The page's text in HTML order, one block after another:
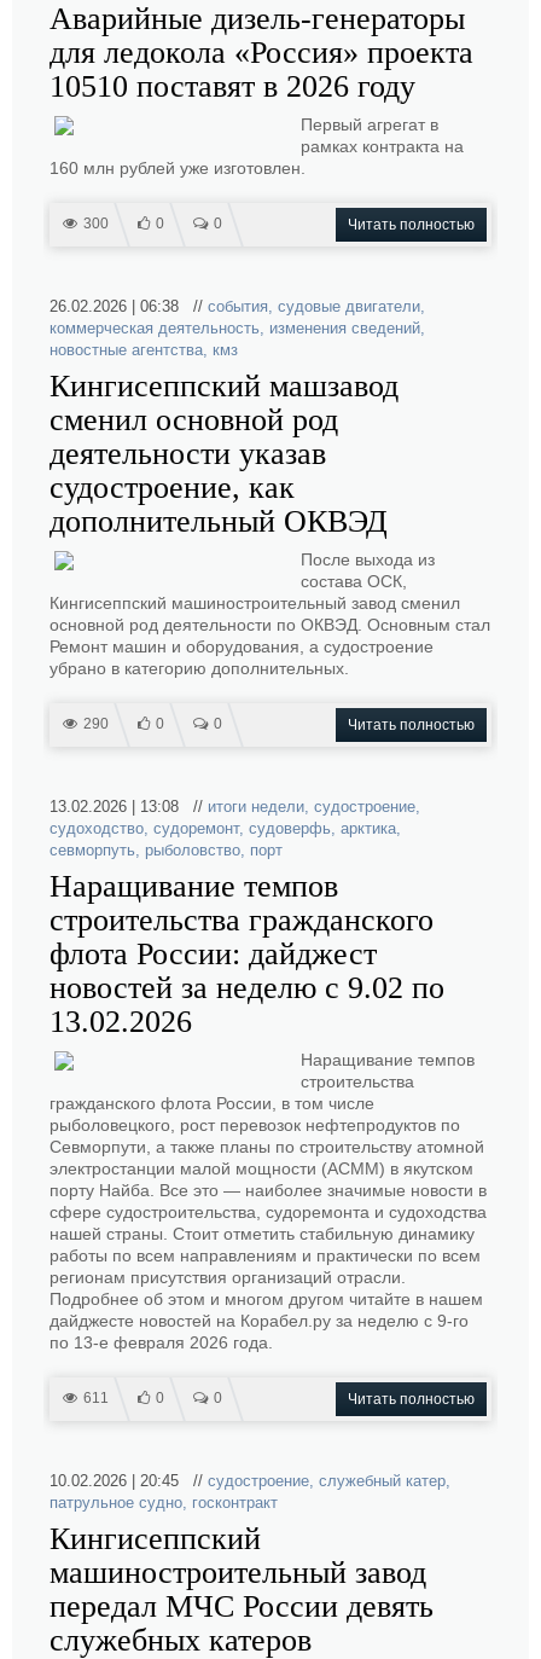
Аварийные дизель-генераторы
для ледокола «Россия» проекта
10510 поставят в 2026 году
Первый агрегат в
рамках контракта на
160 млн рублей уже изготовлен.
300 0 0 Читать полностью
26.02.2026 | 06:38 // события, судовые двигатели,
коммерческая деятельность, изменения сведений,
новостные агентства, кмз
Кингисеппский машзавод
сменил основной род
деятельности указав
судостроение, как
дополнительный ОКВЭД
После выхода из
состава ОСК,
Кингисеппский машиностроительный завод сменил
основной род деятельности по ОКВЭД. Основным стал
Ремонт машин и оборудования, а судостроение
убрано в категорию дополнительных.
290 0 0 Читать полностью
13.02.2026 | 13:08 // итоги недели, судостроение,
судоходство, судоремонт, судоверфь, арктика,
севморпуть, рыболовство, порт
Наращивание темпов
строительства гражданского
флота России: дайджест
новостей за неделю с 9.02 по
13.02.2026
Наращивание темпов
строительства
гражданского флота России, в том числе
рыболовецкого, рост перевозок нефтепродуктов по
Севморпути, а также планы по строительству атомной
электростанции малой мощности (АСММ) в якутском
порту Найба. Все это — наиболее значимые новости в
сфере судостроительства, судоремонта и судоходства
нашей страны. Стоит отметить стабильную динамику
работы по всем направлениям и практически по всем
регионам присутствия организаций отрасли.
Подробнее об этом и многом другом читайте в нашем
дайджесте новостей на Корабел.ру за неделю с 9-го
по 13-е февраля 2026 года.
611 0 0 Читать полностью
10.02.2026 | 20:45 // судостроение, служебный катер,
патрульное судно, госконтракт
Кингисеппский
машиностроительный завод
передал МЧС России девять
служебных катеров